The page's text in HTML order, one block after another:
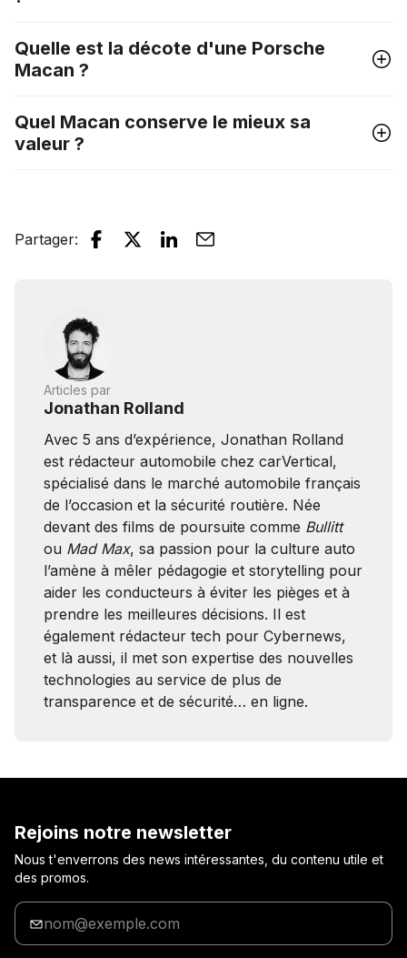
Quelle est la décote d'une Porsche
Macan ?
Quel Macan conserve le mieux sa
valeur ?
Partager:
Articles par
Jonathan Rolland
Avec 5 ans d’expérience, Jonathan Rolland
est rédacteur automobile chez carVertical,
spécialisé dans le marché automobile français
de l’occasion et la sécurité routière. Née
devant des films de poursuite comme Bullitt
ou Mad Max, sa passion pour la culture auto
l’amène à mêler pédagogie et storytelling pour
aider les conducteurs à éviter les pièges et à
prendre les meilleures décisions. Il est
également rédacteur tech pour Cybernews,
et là aussi, il met son expertise des nouvelles
technologies au service de plus de
transparence et de sécurité… en ligne.
Rejoins notre newsletter
Nous t'enverrons des news intéressantes, du contenu utile et
des promos.
Entre
ton
adresse